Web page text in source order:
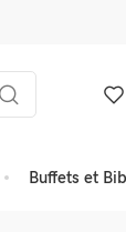
Buffets et